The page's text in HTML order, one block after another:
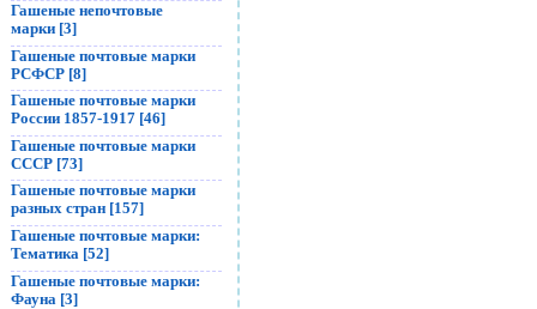
Гашеные непочтовые
марки [3]
Гашеные почтовые марки
РСФСР [8]
Гашеные почтовые марки
России 1857-1917 [46]
Гашеные почтовые марки
СССР [73]
Гашеные почтовые марки
разных стран [157]
Гашеные почтовые марки:
Тематика [52]
Гашеные почтовые марки:
Фауна [3]